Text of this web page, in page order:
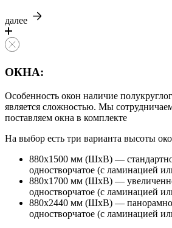
далее
ОКНА:
Особенность окон наличие
является сложностью. Мы
поставляем окна в комплекте
На выбор есть три варианта высоты
880х1500 мм (ШхВ) —
одностворчатое (с ламинацией
880х1700 мм (ШхВ) —
одностворчатое (с ламинацией
880х2440 мм (ШхВ) —
одностворчатое (с ламинацией